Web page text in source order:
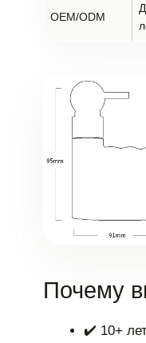
OEM/ODM
Почему
✔️ 10+